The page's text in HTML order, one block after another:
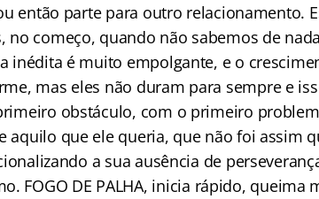
então parte para outro relacionamento.
no começo, quando não sabemos de
inédita é muito empolgante, e o
mas eles não duram para sempre e
obstáculo, com o primeiro
aquilo que ele queria, que não foi assim
a sua ausência de
FOGO DE PALHA, inicia rápido, queima